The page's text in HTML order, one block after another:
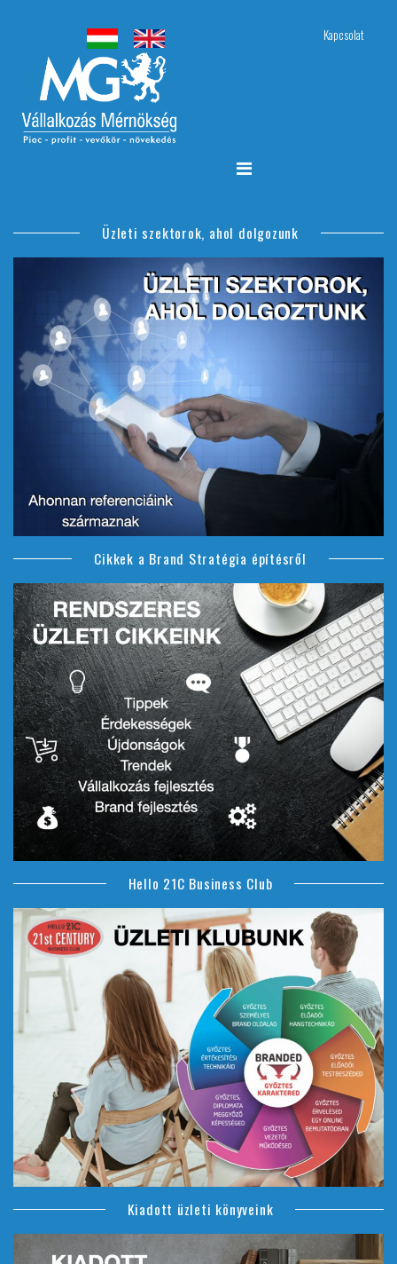
Kapcsolat
Üzleti szektorok, ahol dolgozunk
Cikkek a Brand Stratégia építésről
Hello 21C Business Club
Kiadott üzleti könyveink